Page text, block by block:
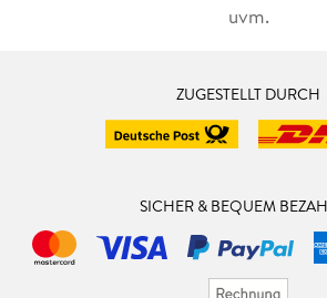
uvm.
ZUGESTELLT DURCH
SICHER & BEQUEM